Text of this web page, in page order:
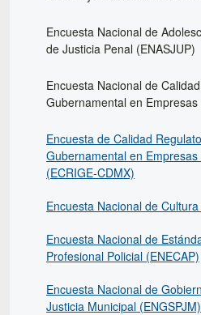
Encuesta Nacional de
de Justicia Penal (ENASJUP)
Encuesta Nacional de
Gubernamental en Empresas
Encuesta de Calidad
Gubernamental en
(ECRIGE-CDMX)
Encuesta Nacional de
Encuesta Nacional de
Profesional Policial (ENECAP)
Encuesta Nacional de
Justicia Municipal (ENGSPJM)